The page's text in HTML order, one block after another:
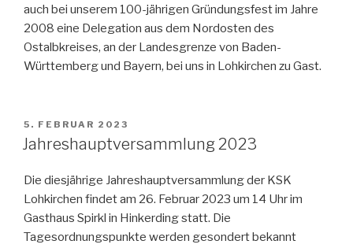
auch bei unserem 100-jährigen Gründungsfest im Jahre
2008 eine Delegation aus dem Nordosten des
Ostalbkreises, an der Landesgrenze von Baden-
Württemberg und Bayern, bei uns in Lohkirchen zu Gast.
VERÖFFENTLICHT
AM
5. FEBRUAR 2023
Jahreshauptversammlung 2023
Die diesjährige Jahreshauptversammlung der KSK
Lohkirchen findet am 26. Februar 2023 um 14 Uhr im
Gasthaus Spirkl in Hinkerding statt. Die
Tagesordnungspunkte werden gesondert bekannt